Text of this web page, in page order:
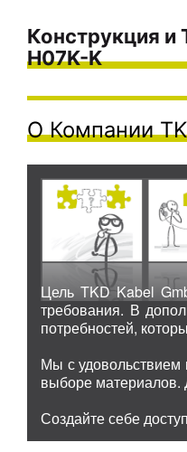
Конструкция и
H07K-K
О Компании
Цель TKD Kabel
требования. В
потребностей,
Мы с удовольствием
выборе материалов.
Создайте себе